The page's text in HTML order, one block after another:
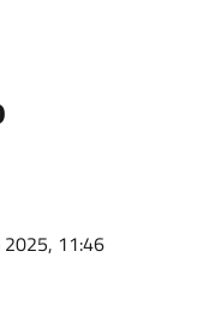
2025, 11:46